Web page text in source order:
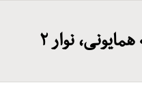
نوار ۲